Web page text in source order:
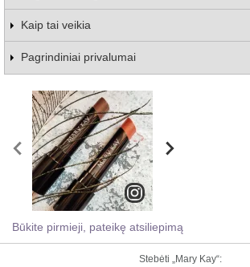
Kaip tai veikia
Pagrindiniai privalumai
Būkite pirmieji, pateikę atsiliepimą
Stebėti „Mary Kay“: